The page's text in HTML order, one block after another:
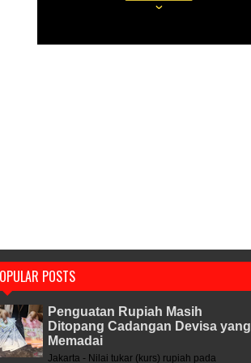
POSTS
Penguatan Rupiah Masih
Ditopang Cadangan Devisa yang
Memadai
Jakarta - Nilai tukar (kurs) rupiah pada